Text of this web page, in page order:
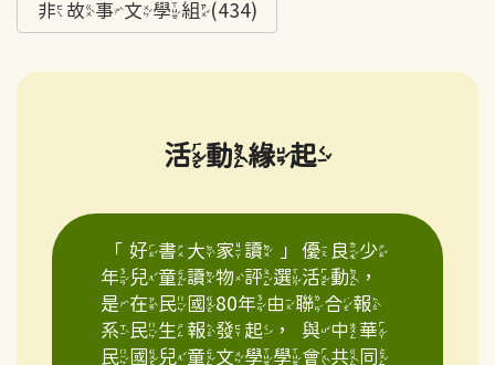
非故事文學組(434)
活動緣起
「好書大家讀」優良少
年兒童讀物評選活動，
是在民國80年由聯合報
系民生報發起，與中華
民國兒童文學學會共同